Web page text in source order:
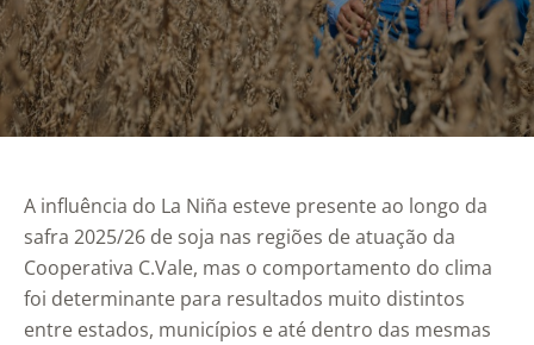
A influência do La Niña esteve presente ao longo da
safra 2025/26 de soja nas regiões de atuação da
Cooperativa C.Vale, mas o comportamento do clima
foi determinante para resultados muito distintos
entre estados, municípios e até dentro das mesmas